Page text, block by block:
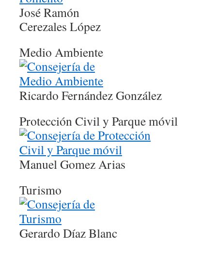
José Ramón
Cerezales López
Medio Ambiente
Ricardo Fernández González
Protección Civil y Parque móvil
Manuel Gomez Arias
Turismo
Gerardo Díaz Blanc